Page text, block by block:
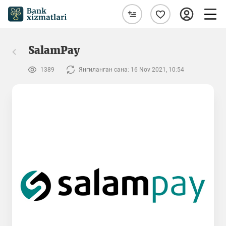
SalamPay
1389 Янгиланган сана: 16 Nov 2021, 10:54